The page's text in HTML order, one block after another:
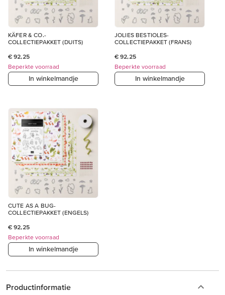
KÄFER & CO.-
COLLECTIEPAKKET (DUITS)
€ 92,25
Beperkte voorraad
In winkelmandje
JOLIES BESTIOLES-
COLLECTIEPAKKET (FRANS)
€ 92,25
Beperkte voorraad
In winkelmandje
CUTE AS A BUG-
COLLECTIEPAKKET (ENGELS)
€ 92,25
Beperkte voorraad
In winkelmandje
Productinformatie